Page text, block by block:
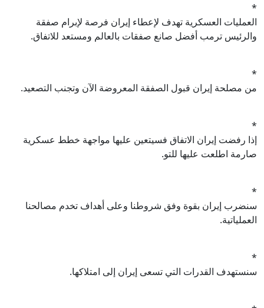
*
العمليات العسكرية تهدف لإعطاء إيران فرصة لإبرام صفقة
والرئيس ترمب أفضل صانع صفقات بالعالم ومستعد للاتفاق.
*
من مصلحة إيران قبول الصفقة المعروضة الآن وتجنب التصعيد.
*
إذا رفضت إيران الاتفاق فسيتعين عليها مواجهة خطط عسكرية
صارمة اطلعت عليها للتو.
*
سنضرب إيران بقوة وفق شروطنا وعلى أهداف تخدم مصالحنا
العملياتية.
*
سنستهدف القدرات التي تسعى إيران إلى امتلاكها.